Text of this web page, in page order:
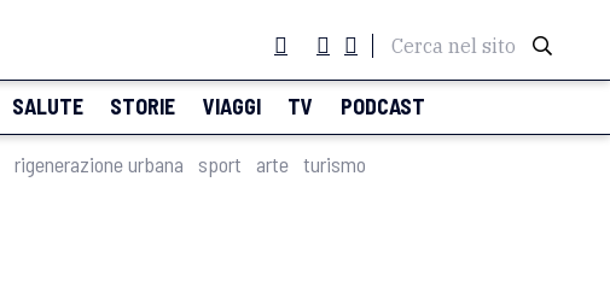
Cerca nel sito
SALUTE STORIE VIAGGI TV PODCAST
rigenerazione urbana sport arte turismo